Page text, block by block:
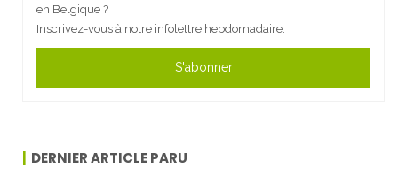
en Belgique ?
Inscrivez-vous à notre infolettre hebdomadaire.
S'abonner
DERNIER ARTICLE PARU